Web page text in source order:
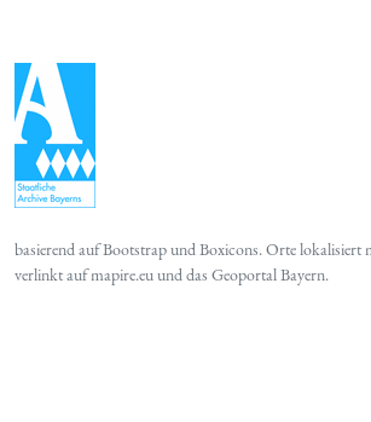
basierend aufBootstrapundBoxicons. Orte lokalisiert
verlinkt aufmapire.euund das Geoportal Bayern.